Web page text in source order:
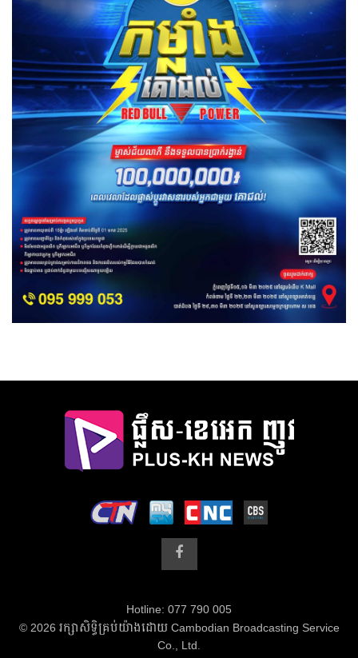
Hotline: 077 790 005
© 2026 រក្សាសិទ្ធិគ្រប់យ៉ាងដោយ Cambodian Broadcasting Service
Co., Ltd.